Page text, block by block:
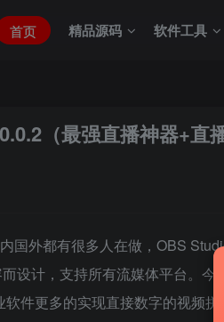
首页 精品源码 软件工具
（最强直播神器+直
国外都有很多人在做，OBS
设计，支持所有流媒体平台。
件更多的实现直接数字的视频